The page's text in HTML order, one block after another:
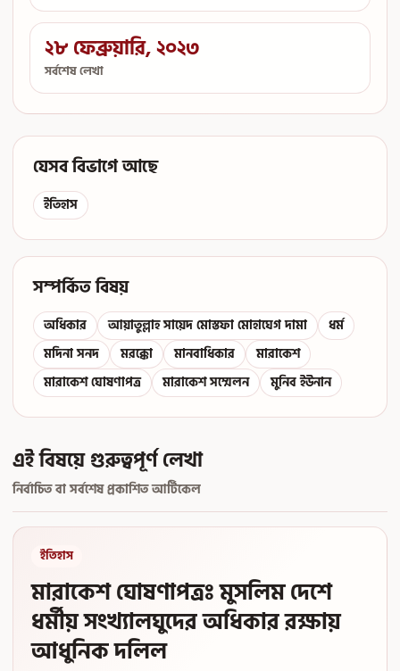
২৮ ফেব্রুয়ারি, ২০২৩
সর্বশেষ লেখা
যেসব বিভাগে আছে
ইতিহাস
সম্পর্কিত বিষয়
অধিকার আয়াতুল্লাহ সায়েদ মোস্তফা মোহাঘেগ দামা
ধর্ম
মদিনা সনদ
মরক্কো মানবাধিকার
মারাকেশ
মারাকেশ ঘোষণাপত্র
মারাকেশ সম্মেলন মুনিব ইউনান
এই বিষয়ে গুরুত্বপূর্ণ লেখা
নির্বাচিত বা সর্বশেষ প্রকাশিত আর্টিকেল
ইতিহাস
মারাকেশ ঘোষণাপত্রঃ মুসলিম দেশে
ধর্মীয় সংখ্যালঘুদের অধিকার রক্ষায়
আধুনিক দলিল